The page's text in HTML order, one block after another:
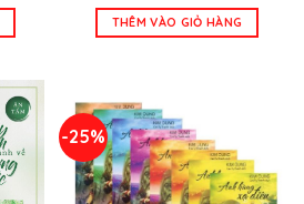
tại là:
160.000 ₫.
tại
THÊM VÀO GIỎ HÀNG
-25%